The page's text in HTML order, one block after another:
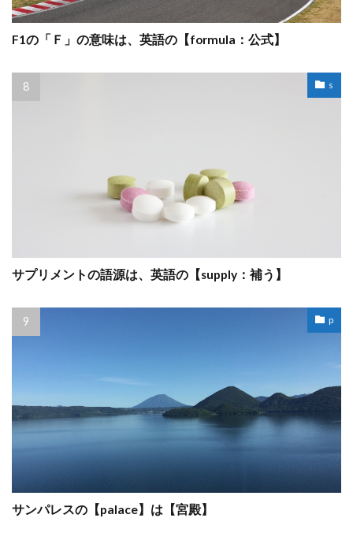
F1の「Ｆ」の意味は、英語の【formula：公式】
s
サプリメントの語源は、英語の【supply：補う】
p
サンパレスの【palace】は【宮殿】